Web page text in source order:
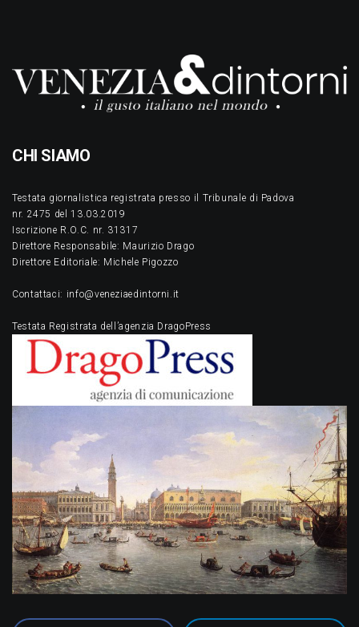
CHI SIAMO
Testata giornalistica registrata presso il Tribunale di Padova
nr. 2475 del 13.03.2019
Iscrizione R.O.C. nr. 31317
Direttore Responsabile: Maurizio Drago
Direttore Editoriale: Michele Pigozzo
Contattaci: info@veneziaedintorni.it
Testata Registrata dell’agenzia DragoPress